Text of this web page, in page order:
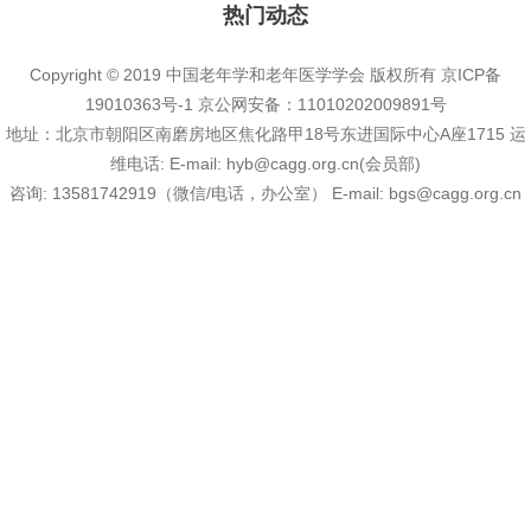
热门动态
Copyright © 2019 中国老年学和老年医学学会 版权所有 京ICP备
19010363号-1 京公网安备：11010202009891号
地址：北京市朝阳区南磨房地区焦化路甲18号东进国际中心A座1715 运
维电话: E-mail: hyb@cagg.org.cn(会员部)
咨询: 13581742919（微信/电话，办公室） E-mail: bgs@cagg.org.cn